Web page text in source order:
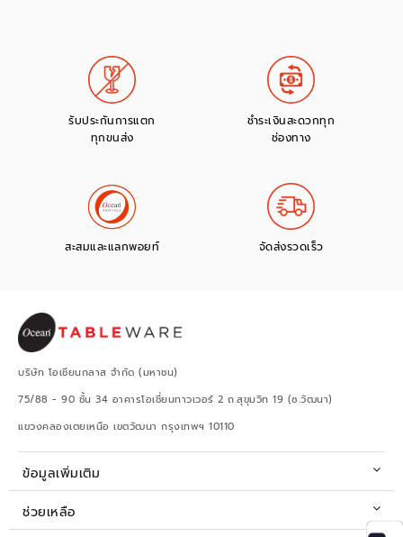
รับประกันการแตก
ทุกขนส่ง
ชำระเงินสะดวกทุก
ช่องทาง
สะสมและแลกพอยท์ จัดส่งรวดเร็ว
บริษัท โอเชียนกลาส จำกัด (มหาชน)
75/88 - 90 ชั้น 34 อาคารโอเชี่ยนทาวเวอร์ 2 ถ.สุขุมวิท 19 (ซ.วัฒนา)
แขวงคลองเตยเหนือ เขตวัฒนา กรุงเทพฯ 10110
ข้อมูลเพิ่มเติม
ช่วยเหลือ